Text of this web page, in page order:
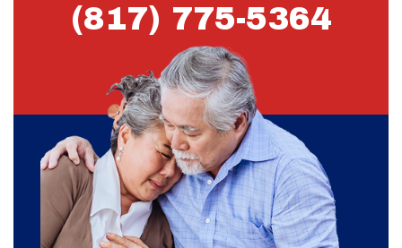
(817) 775-5364